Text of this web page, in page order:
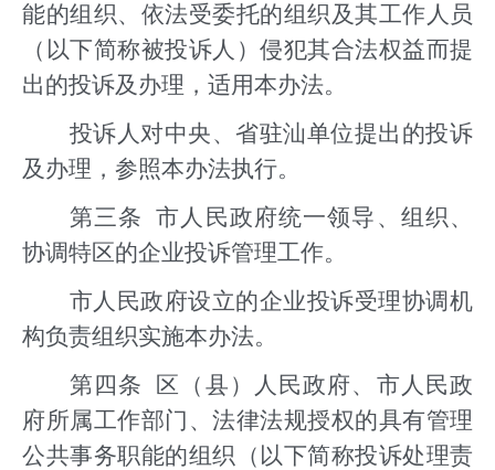
能的组织、依法受委托的组织及其工作人员
（以下简称被投诉人）侵犯其合法权益而提
出的投诉及办理，适用本办法。
投诉人对中央、省驻汕单位提出的投诉
及办理，参照本办法执行。
第三条 市人民政府统一领导、组织、
协调特区的企业投诉管理工作。
市人民政府设立的企业投诉受理协调机
构负责组织实施本办法。
第四条 区（县）人民政府、市人民政
府所属工作部门、法律法规授权的具有管理
公共事务职能的组织（以下简称投诉处理责